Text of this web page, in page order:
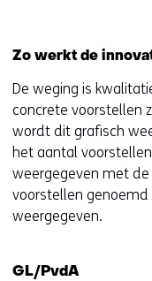
Zo werkt de
De weging is
concrete voorstellen
wordt dit grafisch
het aantal
weergegeven met de
voorstellen
weergegeven.
GL/PvdA